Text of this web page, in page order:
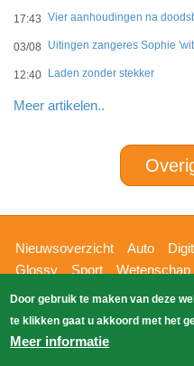
17:43
03/08 Uitingen zangeres Sophie
12:40 Laden zonder stekker
Meer artikelen..
Hoofdnavigatie
Nieuwsoverzicht Auto
Glossy
Sport Wetenschap
Bizzpress
Blik op 112
Zoeken
Copyright
Door gebruik te maken van deze
te klikken gaat u akkoord met het
Meer informatie